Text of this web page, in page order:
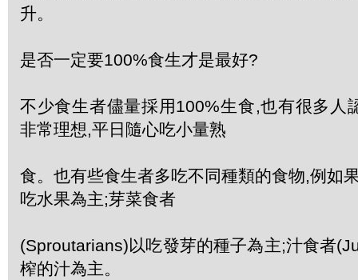
升。
是否一定要100%食生才是最好?
不少食生者儘量採用100%生食,也有很多人
非常理想,平日隨心吃小量熟
食。也有些食生者多吃不同種類的食物,例如
吃水果為主;芽菜食者
(Sproutarians)以吃發芽的種子為主;汁食者
榨的汁為主。